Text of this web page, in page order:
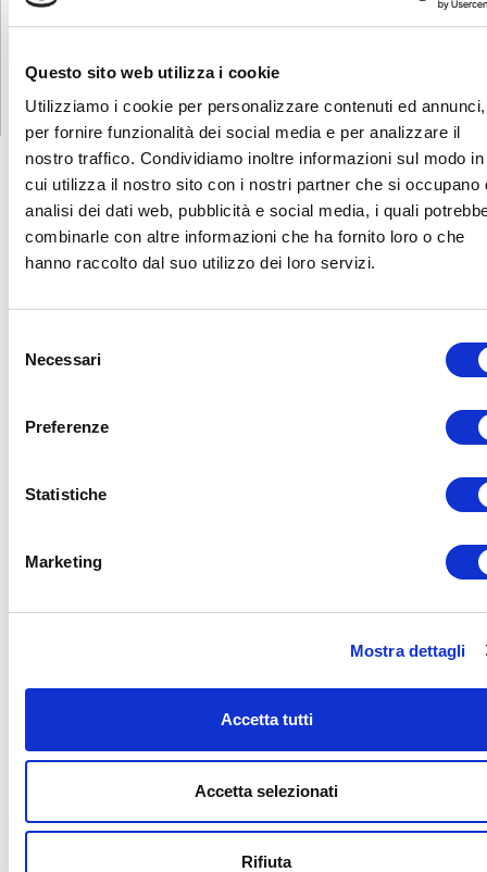
Questo sito web utilizza i cookie
Utilizziamo i cookie per personalizzare contenuti ed annunci,
per fornire funzionalità dei social media e per analizzare il
nostro traffico. Condividiamo inoltre informazioni sul modo in
cui utilizza il nostro sito con i nostri partner che si occupano
analisi dei dati web, pubblicità e social media, i quali
combinarle con altre informazioni che ha fornito loro o che
hanno raccolto dal suo utilizzo dei loro servizi.
delNecessari
Preferenze
Statistiche
Marketing
Mostra dettagli
Accetta tutti
Accetta selezionati
Rifiuta
FORMAZIONEE CORSI
Seleziona e filtra per:
ADULTI
AZIENDE
DOPO LA TERZA MEDIA
Seleziona e filtra per:
ONLINE
CALENDARIOCORSI
Trova il tuo corso